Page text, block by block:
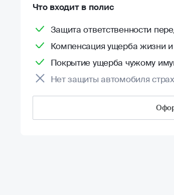
Что входит в полис
Защита ответственности
Компенсация ущерба жизни
Покрытие ущерба чужому
Нет защиты автомобиля